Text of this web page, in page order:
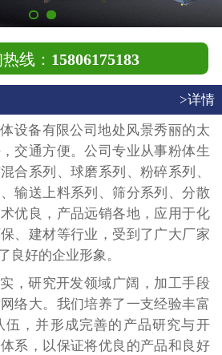
线： 15806175183
>详情
设备有限公司地处风景秀丽的太
交通方便。公司专业从事粉体生
合系列、球磨系列、粉碎系列、
输送上料系列、筛分系列、分散
优良，产品远销各地，应用于化
、建材等行业，受到了广大厂家
良好的企业形象。
，研究开发领域广阔，加工手段
络大。我们培养了一支经验丰富
伍，并形成完善的产品研究与开
系，以保证将优良的产品和良好